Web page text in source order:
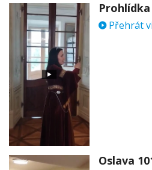
Přehrát